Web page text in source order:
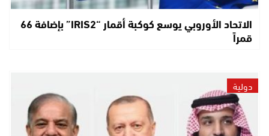
الاتحاد الأوروبي يوسع كوكبة أقمار “IRIS2” بإضافة 66
قمراً
دولية